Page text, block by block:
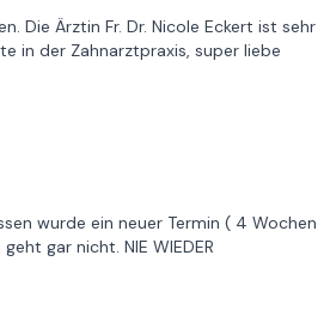
Die Ärztin Fr. Dr. Nicole Eckert ist sehr
in der Zahnarztpraxis, super liebe
wurde ein neuer Termin ( 4 Wochen
gar nicht. NIE WIEDER